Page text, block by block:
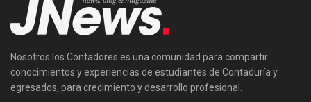
Nosotros los Contadores es una comunidad para compartir
conocimientos y experiencias de estudiantes de Contaduría y
egresados, para crecimiento y desarrollo profesional.